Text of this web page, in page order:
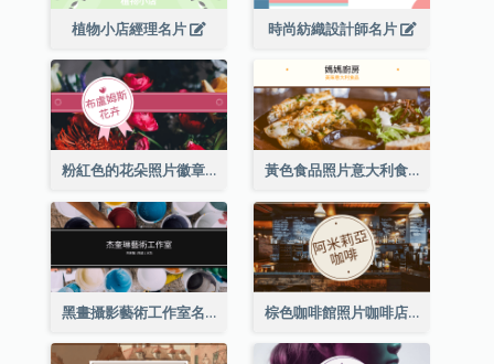
植物小店經理名片 時尚紡織設計師名片
粉紅色的花朵照片徽章花店名片 黃色食品照片意大利食品名片
黑畫攝影藝術工作室名片 棕色咖啡館照片咖啡店名片